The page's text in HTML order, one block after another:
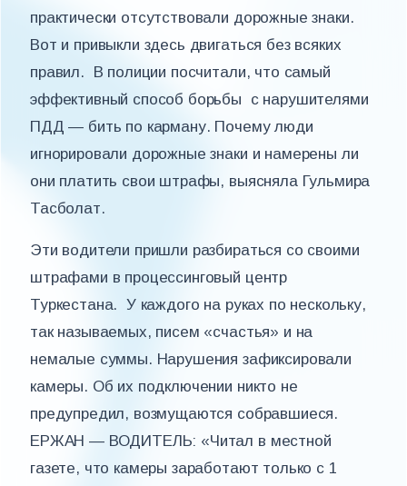
практически отсутствовали дорожные знаки.
Вот и привыкли здесь двигаться без всяких
правил. В полиции посчитали, что самый
эффективный способ борьбы с нарушителями
ПДД — бить по карману. Почему люди
игнорировали дорожные знаки и намерены ли
они платить свои штрафы, выясняла Гульмира
Тасболат.
Эти водители пришли разбираться со своими
штрафами в процессинговый центр
Туркестана. У каждого на руках по нескольку,
так называемых, писем «счастья» и на
немалые суммы. Нарушения зафиксировали
камеры. Об их подключении никто не
предупредил, возмущаются собравшиеся.
ЕРЖАН — ВОДИТЕЛЬ: «Читал в местной
газете, что камеры заработают только с 1